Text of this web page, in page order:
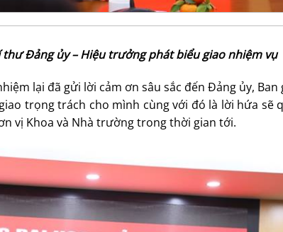
thư Đảng ủy – Hiệu trưởng phát biểu giao nhiệm vụ
lại đã gửi lời cảm ơn sâu sắc đến Đảng ủy, Ban
trọng trách cho mình cùng với đó là lời hứa sẽ
vị Khoa và Nhà trường trong thời gian tới.